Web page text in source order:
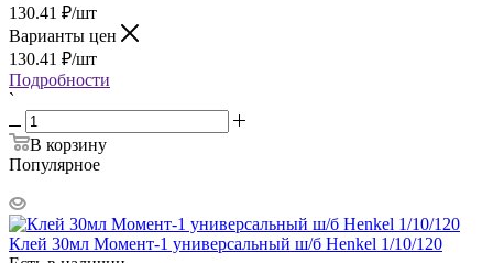
130.41 ₽/шт
Варианты цен
130.41 ₽/шт
Подробности
`
В корзину
Популярное
Клей 30мл Момент-1 универсальный ш/б Henkel 1/10/120